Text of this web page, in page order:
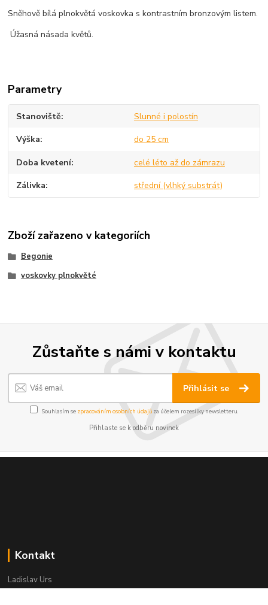
Sněhově bílá plnokvětá voskovka s kontrastním bronzovým listem.
Úžasná násada květů.
Parametry
Stanoviště Slunné i polostín
Výška do 25 cm
Doba kvetení celé léto až do zámrazu
Zálivka střední (vlhký substrát)
Zboží zařazeno v kategoriích
Begonie
voskovky plnokvěté
Zůstaňte s námi v kontaktu
Přihlásit se
Souhlasím se zpracováním osobních údajůza účelem rozesílky newsletteru.
Přihlaste se k odběru novinek
Kontakt
Ladislav Urs
+420 603 996 859